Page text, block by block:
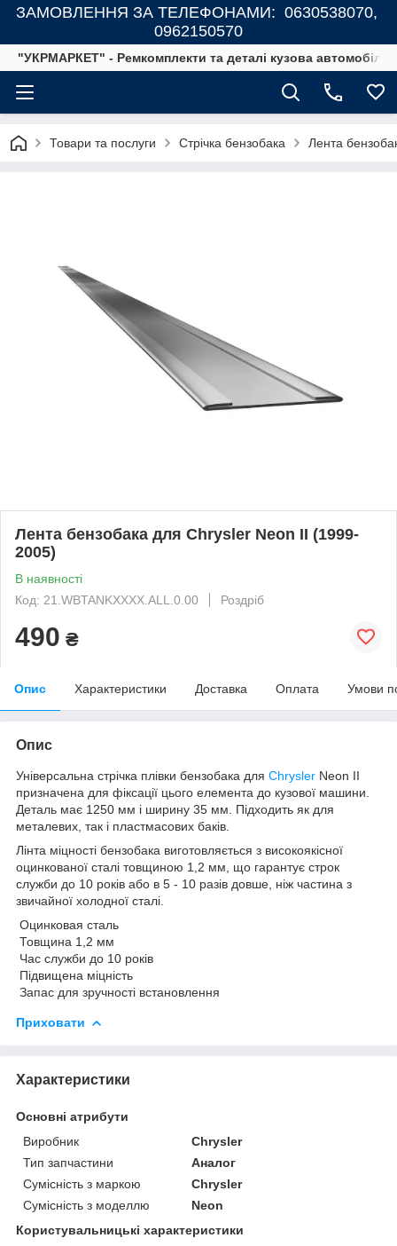
ЗАМОВЛЕННЯ ЗА ТЕЛЕФОНАМИ: 0630538070,
0962150570
"УКРМАРКЕТ" - Ремкомплекти та деталі кузова автомобілів
Товари та послуги Стрічка бензобака Лента
Лента бензобака для Chrysler Neon II (1999-
2005)
В наявності
Код: 21.WBTANKXXXX.ALL.0.00
Роздріб
490 ₴
Опис Характеристики Доставка Оплата Умови
Опис
Універсальна стрічка плівки бензобака для Chrysler Neon II
призначена для фіксації цього елемента до кузової машини.
Деталь має 1250 мм і ширину 35 мм. Підходить як для
металевих, так і пластмасових баків.
Лінта міцності бензобака виготовляється з високоякісної
оцинкованої сталі товщиною 1,2 мм, що гарантує строк
служби до 10 років або в 5 - 10 разів довше, ніж частина з
звичайної холодної сталі.
Оцинковая сталь
Товщина 1,2 мм
Час служби до 10 років
Підвищена міцність
Запас для зручності встановлення
Приховати
Характеристики
Основні атрибути
Виробник
Chrysler
Тип запчастини
Аналог
Сумісність з маркою
Chrysler
Сумісність з моделлю
Neon
Користувальницькі характеристики